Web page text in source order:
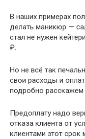
В наших примерах
делать маникюр —
стал не нужен
₽.
Но не всё так
свои расходы и
подробно расскажем
Предоплату надо
отказа клиента от
клиентами этот